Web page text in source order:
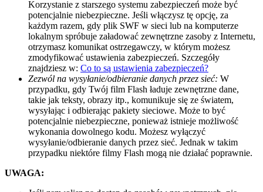
Korzystanie z starszego systemu zabezpieczeń może być
potencjalnie niebezpieczne. Jeśli włączysz tę opcję, za
każdym razem, gdy plik SWF w sieci lub na komputerze
lokalnym spróbuje załadować zewnętrzne zasoby z Internetu,
otrzymasz komunikat ostrzegawczy, w którym możesz
zmodyfikować ustawienia zabezpieczeń. Szczegóły
znajdziesz w: Co to są ustawienia zabezpieczeń?
Zezwól na wysyłanie/odbieranie danych przez sieć: W
przypadku, gdy Twój film Flash ładuje zewnętrzne dane,
takie jak teksty, obrazy itp., komunikuje się ze światem,
wysyłając i odbierając pakiety sieciowe. Może to być
potencjalnie niebezpieczne, ponieważ istnieje możliwość
wykonania dowolnego kodu. Możesz wyłączyć
wysyłanie/odbieranie danych przez sieć. Jednak w takim
przypadku niektóre filmy Flash mogą nie działać poprawnie.
UWAGA: